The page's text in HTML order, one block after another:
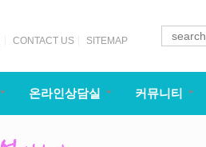
CONTACT US SITEMAP
온라인상담실 커뮤니티